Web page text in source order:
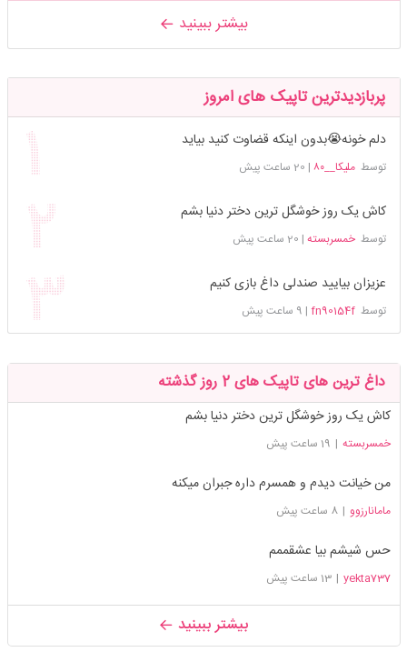
بیشتر ببینید
پربازدیدترین تاپیک های امروز
دلم خونه😭بدون اینکه قضاوت کنید بیاید
توسطملیکا__۸۰ | 20 ساعت پیش
کاش یک روز خوشگل ترین دختر دنیا بشم
توسطخمسربسته | 20 ساعت پیش
عزیزان بیایید صندلی داغ بازی کنیم
توسطfn90154f
| 9 ساعت پیش
داغ ترین های تاپیک های 2 روز گذشته
کاش یک روز خوشگل ترین دختر دنیا بشم
خمسربسته | 19 ساعت پیش
من خیانت دیدم و همسرم داره جبران میکنه
مامانارزوو | 8 ساعت پیش
حس شیشم بیا عشقممم
yekta737
| 13 ساعت پیش
بیشتر ببینید